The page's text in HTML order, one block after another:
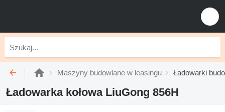
Maszyny budowlane w leasingu Ładowarki
Ładowarka kołowa LiuGong 856H